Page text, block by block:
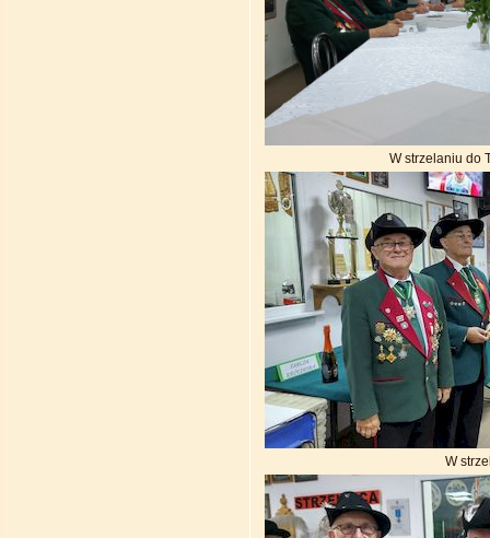
W strzelaniu do
W